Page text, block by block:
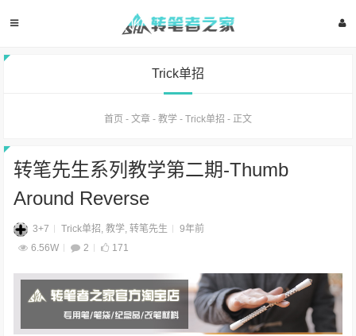
Trick单招
首页 - 文章 - 教学 - Trick单招 - 正文
转笔先生系列教学第二期-Thumb
Around Reverse
3+7 Trick单招,教学,转笔先生
9年前
6.56W
2 171